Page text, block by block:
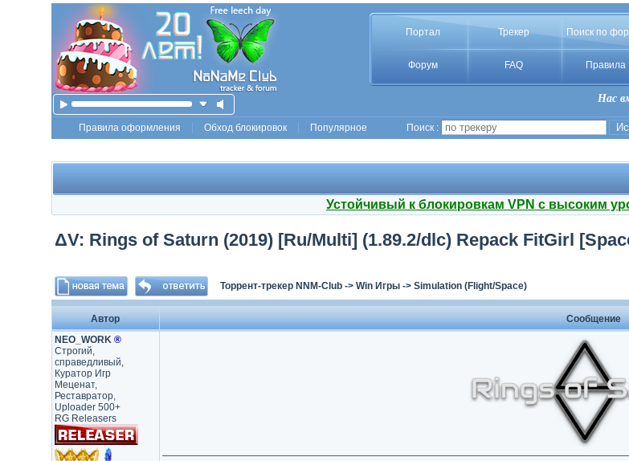
Портал Трекер Поиск по
Форум FAQ Правила
Нас
Правила оформления Обход блокировок Популярное Поиск :
Устойчивый к блокировкам VPN с высоким
ΔV: Rings of Saturn (2019) [Ru/Multi] (1.89.2/dlc) Repack FitGirl
Торрент-трекер NNM-Club-> Win Игры-> Simulation (Flight/Space)
Автор
Сообщение
NEO_WORK ®
Строгий,
справедливый,
Куратор Игр
Меценат,
Реставратор,
Uploader 500+
RG Releasers